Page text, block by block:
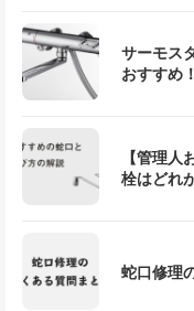
サーモス
おすすめ
【管理
栓はどれ
蛇口修理